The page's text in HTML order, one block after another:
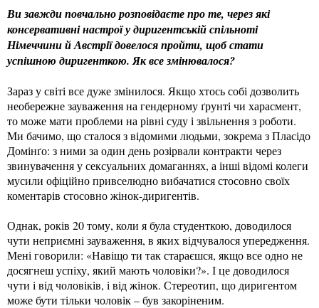
Ви завжди повчально розповідаєте про те, через які
консервативні настрої у диригентській спільноті
Німеччини й Австрії довелося пройти, щоб стати
успішною диригенткою. Як все змінювалося?
Зараз у світі все дуже змінилося. Якщо хтось собі дозволить
необережне зауваження на гендерному ґрунті чи харасмент,
то може мати проблеми на рівні суду і звільнення з роботи.
Ми бачимо, що сталося з відомими людьми, зокрема з Пласідо
Домінґо: з ними за один день розірвали контракти через
звинувачення у сексуальних домаганнях, а інші відомі колеги
мусили офіційно привселюдно вибачатися стосовно своїх
коментарів стосовно жінок-диригентів.
Однак, років 20 тому, коли я була студенткою, доводилося
чути неприємні зауваження, в яких відчувалося упередження.
Мені говорили: «Навіщо ти так стараєшся, якщо все одно не
досягнеш успіху, який мають чоловіки?». І це доводилося
чути і від чоловіків, і від жінок. Стереотип, що диригентом
може бути тільки чоловік – був закоріненим.